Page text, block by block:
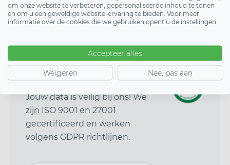
Demo inplannen
ISO 9001&27001
gecertificeerd
Jouw data is veilig bij ons! We
zijn ISO 9001 en 27001
gecertificeerd en werken
volgens GDPR richtlijnen.
om onze website te verbeteren, gepersonaliseerde inhoud te tonen
en om u een geweldige website-ervaring te bieden. Voor meer
informatie over de cookies die we gebruiken opent u de instellingen.
Accepteer alles
Weigeren Nee, pas aan